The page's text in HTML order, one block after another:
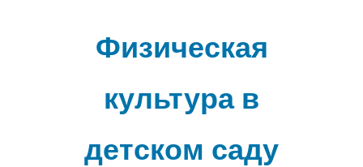
Физическая
культура в
детском саду